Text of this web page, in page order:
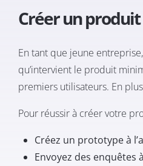
Créer un
En tant que jeune
qu’intervient le produit
premiers utilisateurs. En
Pour réussir à créer votre
Créez un prototype à
Envoyez des